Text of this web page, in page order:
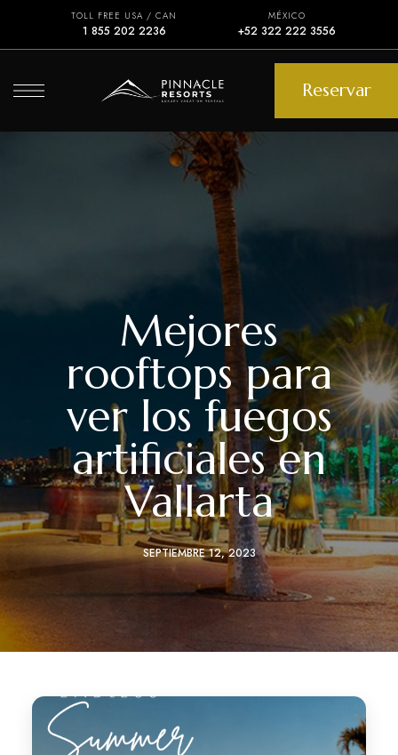
TOLL FREE USA / CAN
1 855 202 2236
MÉXICO
+52 322 222 3556
Reservar
Mejores
rooftops para
ver los fuegos
artificiales en
Vallarta
SEPTIEMBRE 12, 2023